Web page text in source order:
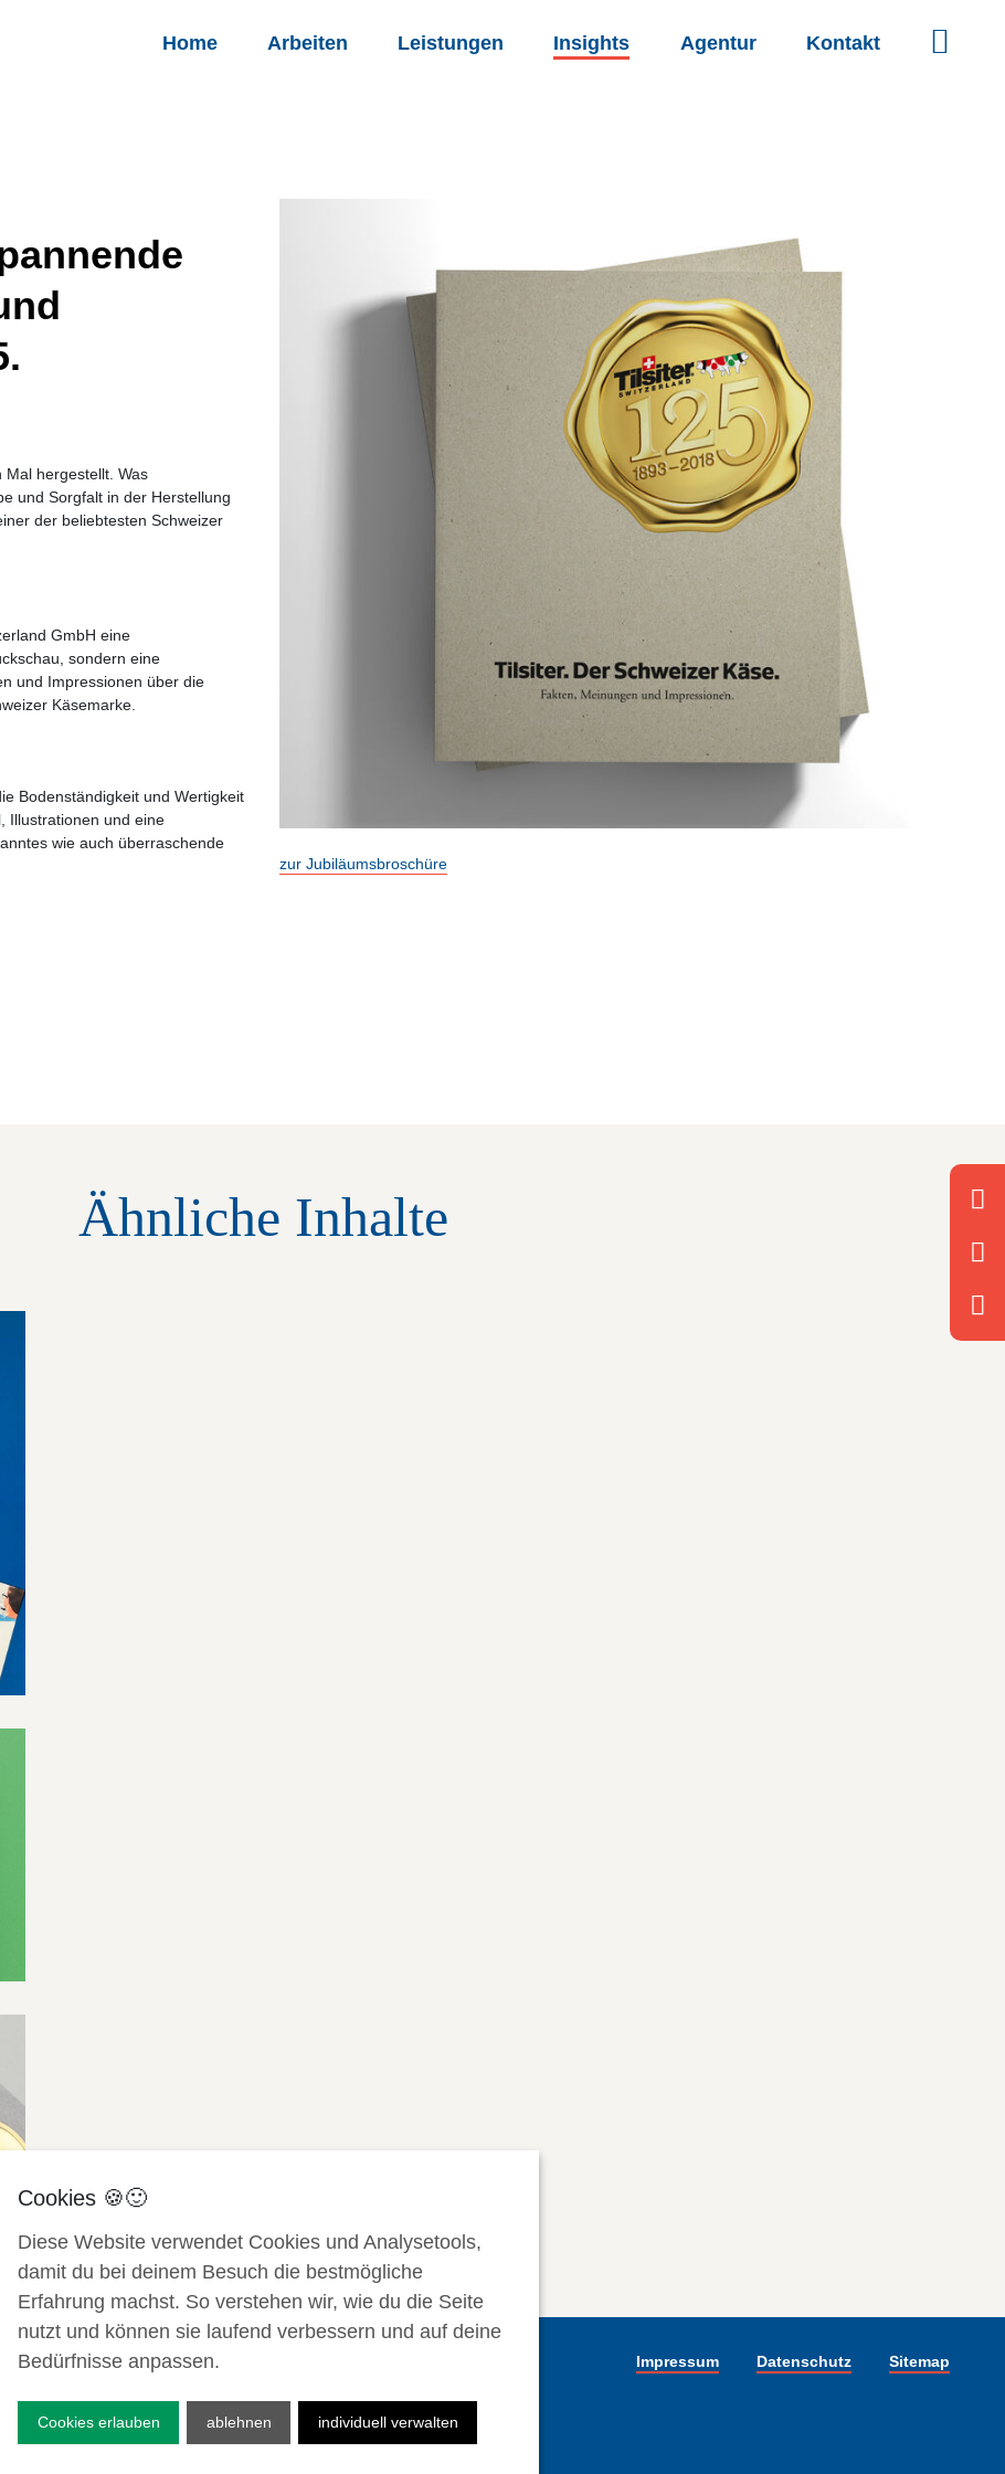
Home Arbeiten Leistungen Insights Agentur Kontakt
hergestellt. Was
und Sorgfalt in der Herstellung
der beliebtesten Schweizer
GmbH eine
sondern eine
und Impressionen über die
Käsemarke.
Bodenständigkeit und Wertigkeit
Illustrationen und eine
wie auch überraschende
zur Jubiläumsbroschüre
Ähnliche Inhalte
Impressum Datenschutz Sitemap
Diese Website verwendet Cookies und Analysetools,
damit du bei deinem Besuch die bestmögliche
Erfahrung machst. So verstehen wir, wie du die Seite
nutzt und können sie laufend verbessern und auf deine
Bedürfnisse anpassen.
individuell verwalten
ablehnen
Cookies erlauben